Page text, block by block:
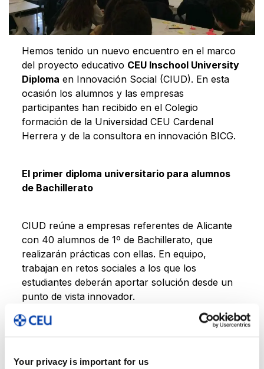
Your privacy is important for us
Hemos tenido un nuevo encuentro en el marco
del proyecto educativo CEU Inschool University
Diploma en Innovación Social (CIUD). En esta
ocasión los alumnos y las empresas
participantes han recibido en el Colegio
formación de la Universidad CEU Cardenal
Herrera y de la consultora en innovación BICG.
El primer diploma universitario para alumnos
de Bachillerato
CIUD reúne a empresas referentes de Alicante
con 40 alumnos de 1º de Bachillerato, que
realizarán prácticas con ellas. En equipo,
trabajan en retos sociales a los que los
estudiantes deberán aportar solución desde un
punto de vista innovador.
Así, nuestros alumnos conocen de primera
que les permite poner en práctica los